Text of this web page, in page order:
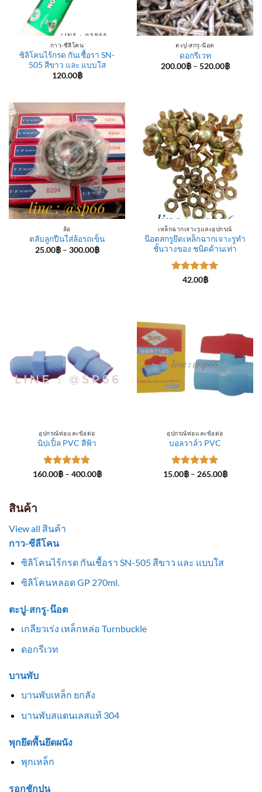
กาว-ซีลีโคน
ซิลิโคนไร้กรด กันเชื้อรา SN-
505 สีขาว และ แบบใส
120.00฿
ตะปู-สกรู-น๊อต
ดอกรีเวท
200.00฿ – 520.00฿Price
ล้อ
ตลับลูกปืนใส่ล้อรถเข็น
25.00฿ – 300.00฿Price
เหล็กฉากเจาะรูและอุปกรณ์
น๊อตสกรูยึดเหล็กฉากเจาะรูทำ
ชั้นวางของ ชนิดด้านเท่า
ให้คะแนน
42.00฿
อุปกรณ์ท่อและข้อต่อ
นิปเปิ้ล PVC สีฟ้า
ให้คะแนน
160.00฿ – 400.00฿Price
อุปกรณ์ท่อและข้อต่อ
บอลวาล์ว PVC
ให้คะแนน
15.00฿ – 265.00฿Price
สินค้า
View all สินค้า
กาว-ซีลีโคน
ซิลิโคนไร้กรด กันเชื้อรา SN-505 สีขาว และ แบบใส
ซิลิโคนหลอด GP 270ml.
ตะปู-สกรู-น๊อต
เกลียวเร่ง เหล็กหล่อ Turnbuckle
ดอกรีเวท
บานพับ
บานพับเหล็ก ยกลัง
บานพับสแตนเลสแท้ 304
พุกยึดพื้นยึดผนัง
พุกเหล็ก
รอกชักปูน